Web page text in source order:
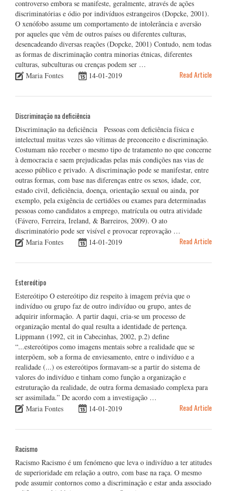
controverso embora se manifeste, geralmente, através de ações
discriminatórias e ódio por indivíduos estrangeiros (Dopcke, 2001).
O xenófobo assume um comportamento de intolerância e aversão
por aqueles que vêm de outros países ou diferentes culturas,
desencadeando diversas reações (Dopcke, 2001) Contudo, nem todas
as formas de discriminação contra minorias étnicas, diferentes
culturas, subculturas ou crenças podem ser …
Maria Fontes
14-01-2019 Read Article
Discriminação na deficiência
Discriminação na deficiência Pessoas com deficiência física e
intelectual muitas vezes são vítimas de preconceito e discriminação.
Costumam não receber o mesmo tipo de tratamento no que concerne
à democracia e saem prejudicadas pelas más condições nas vias de
acesso público e privado. A discriminação pode se manifestar, entre
outras formas, com base nas diferenças entre os sexos, idade, cor,
estado civil, deficiência, doença, orientação sexual ou ainda, por
exemplo, pela exigência de certidões ou exames para determinadas
pessoas como candidatos a emprego, matrícula ou outra atividade
(Fávero, Ferreira, Ireland, & Barreiros, 2009). O ato
discriminatório pode ser visível e provocar reprovação …
Maria Fontes
14-01-2019 Read Article
Estereótipo
Estereótipo O estereótipo diz respeito à imagem prévia que o
indivíduo ou grupo faz de outro indivíduo ou grupo, antes de
adquirir informação. A partir daqui, cria-se um processo de
organização mental do qual resulta a identidade de pertença.
Lippmann (1992, cit in Cabecinhas, 2002, p.2) define
“...estereótipos como imagens mentais sobre a realidade que se
interpõem, sob a forma de enviesamento, entre o indivíduo e a
realidade (...) os estereótipos formavam-se a partir do sistema de
valores do indivíduo e tinham como função a organização e
estruturação da realidade, de outra forma demasiado complexa para
ser assimilada.” De acordo com a investigação …
Maria Fontes
14-01-2019 Read Article
Racismo
Racismo Racismo é um fenómeno que leva o indivíduo a ter atitudes
de superioridade em relação a outro, com base na raça. O mesmo
pode assumir contornos como a discriminação e estar anda associado